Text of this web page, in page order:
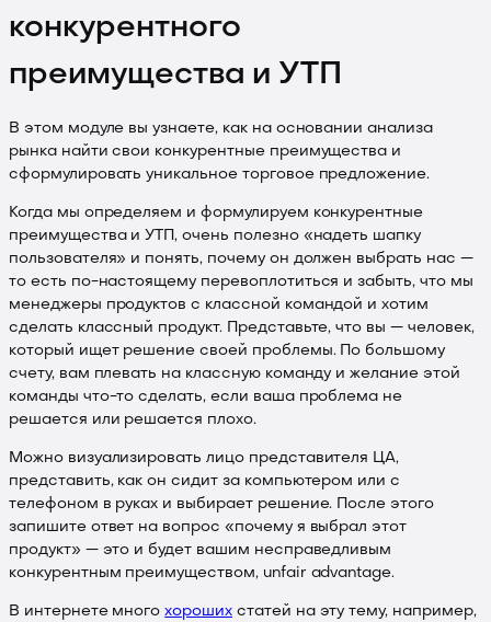
конкурентного
преимущества и УТП
В этом модуле вы узнаете, как на основании анализа
рынка найти свои конкурентные преимущества и
сформулировать уникальное торговое предложение.
Когда мы определяем и формулируем конкурентные
преимущества и УТП, очень полезно «надеть шапку
пользователя» и понять, почему он должен выбрать нас —
то есть по-настоящему перевоплотиться и забыть, что мы
менеджеры продуктов с классной командой и хотим
сделать классный продукт. Представьте, что вы — человек,
который ищет решение своей проблемы. По большому
счету, вам плевать на классную команду и желание этой
команды что-то сделать, если ваша проблема не
решается или решается плохо.
Можно визуализировать лицо представителя ЦА,
представить, как он сидит за компьютером или с
телефоном в руках и выбирает решение. После этого
запишите ответ на вопрос «почему я выбрал этот
продукт» — это и будет вашим несправедливым
конкурентным преимуществом, unfair advantage.
В интернете многохорошихстатей на эту тему, например,